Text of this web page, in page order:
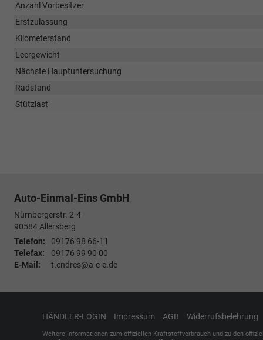
Anzahl Vorbesitzer
Erstzulassung
Kilometerstand
Leergewicht
Nächste Hauptuntersuchung
Radstand
Stützlast
Auto-Einmal-Eins GmbH
Nürnbergerstr. 2-4
90584Allersberg
Telefon:
09176 98 66-11
Telefax:
09176 99 90 00
E-Mail:
t.endres@a-e-e.de
HÄNDLER-LOGIN Impressum AGB Widerrufsbelehrung
Weitere Informationen zum offiziellen Kraftstoffverbrauch und zu den